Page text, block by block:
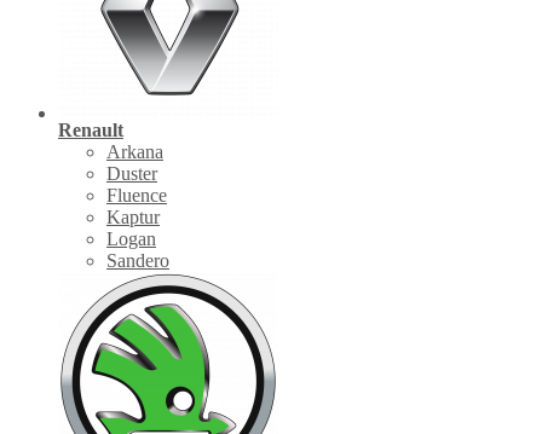
Renault
Arkana
Duster
Fluence
Kaptur
Logan
Sandero